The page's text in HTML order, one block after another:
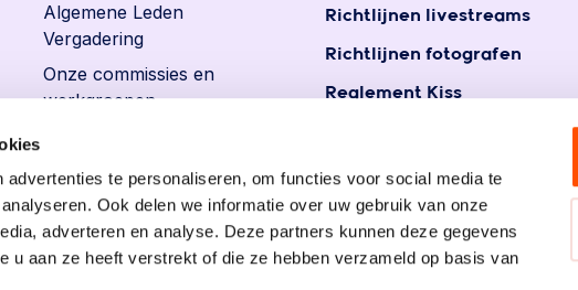
te personaliseren, om functies voor social media te
Ook delen we informatie over uw gebruik van onze
adverteren en analyse. Deze partners kunnen deze gegevens
u aan ze heeft verstrekt of die ze hebben verzameld op basis van
Algemene Leden
Vergadering
Onze commissies en
werkgroepen
Vacatures
Richtlijnen livestreams
Richtlijnen fotografen
Reglement Kiss